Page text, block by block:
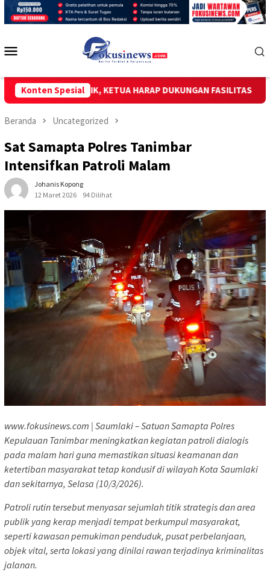
Loncat
Konten Spesial
DILANTIK, KETUA HARAP DUKUNGAN FASILITAS
Beranda Uncategorized
Sat Samapta Polres Tanimbar
Intensifkan Patroli Malam
Johanis Kopong
12 Maret 2026
94 Dilihat
www.fokusinews.com | Saumlaki – Satuan Samapta Polres
Kepulauan Tanimbar meningkatkan kegiatan patroli dialogis
pada malam hari guna memastikan situasi keamanan dan
ketertiban masyarakat tetap kondusif di wilayah Kota Saumlaki
dan sekitarnya, Selasa (10/3/2026).
Patroli rutin tersebut menyasar sejumlah titik strategis dan area
publik yang kerap menjadi tempat berkumpul masyarakat,
seperti kawasan pemukiman penduduk, pusat perbelanjaan,
objek vital, serta lokasi yang dinilai rawan terjadinya kriminalitas
jalanan.